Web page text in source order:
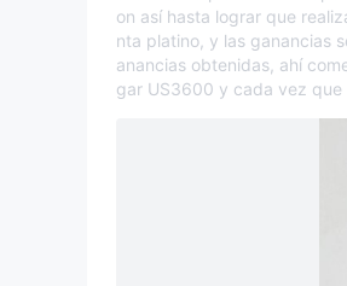
on así hasta lograr que
nta platino, y las ganancias
anancias obtenidas, ahí
gar US3600 y cada vez